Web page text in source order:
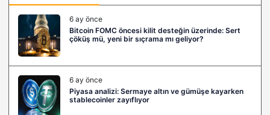
6 ay önce
Bitcoin FOMC öncesi kilit desteğin üzerinde: Sert
çöküş mü, yeni bir sıçrama mı geliyor?
6 ay önce
Piyasa analizi: Sermaye altın ve gümüşe kayarken
stablecoinler zayıflıyor